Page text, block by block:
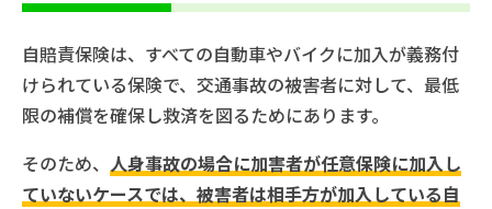
自賠責保険は、すべての自動車やバイクに加入が義務付
けられている保険で、交通事故の被害者に対して、最低
限の補償を確保し救済を図るためにあります。
そのため、 人身事故の場合に加害者が任意保険に加入し
ていないケースでは、被害者は相手方が加入している自